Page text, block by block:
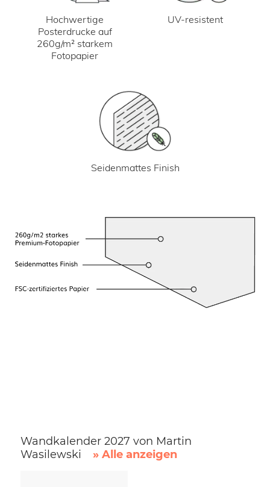
Hochwertige
Posterdrucke auf
260g/m² starkem
Fotopapier
UV-resistent
Seidenmattes Finish
Wandkalender 2027 von Martin
Wasilewski
» Alle anzeigen